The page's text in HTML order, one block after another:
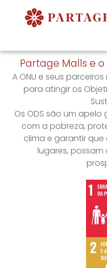
Partage Malls e
A ONU e seus
para atingir os
Os ODS são um
com a pobreza,
clima e garantir
lugares,